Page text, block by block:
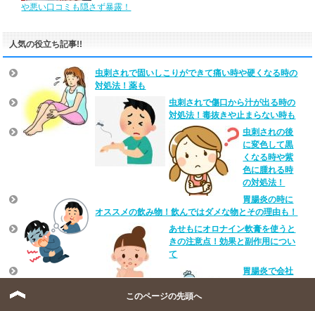
や悪い口コミも隠さず暴露！
人気の役立ち記事!!
虫刺されで固いしこりができて痛い時や硬くなる時の
対処法！薬も
虫刺されで傷口から汁が出る時の
対処法！毒抜きや止まらない時も
虫刺されの後
に変色して黒
くなる時や紫
色に腫れる時
の対処法！
胃腸炎の時に
オススメの飲み物！飲んではダメな物とその理由も！
あせもにオロナイン軟膏を使うと
きの注意点！効果と副作用につい
て
胃腸炎で会社
このページの先頭へ